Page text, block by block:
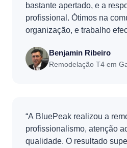
bastante apertado, e a
profissional. Ótimos na
organização, e trabalho
Benjamin Ribeiro
Remodelação T4 em
“A BluePeak realizou a
profissionalismo, atenção
qualidade. O resultado